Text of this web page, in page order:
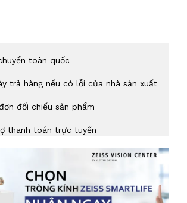
toàn quốc
trả hàng nếu có lỗi của nhà sản xuất
đối chiếu sản phẩm
thanh toán trực tuyến